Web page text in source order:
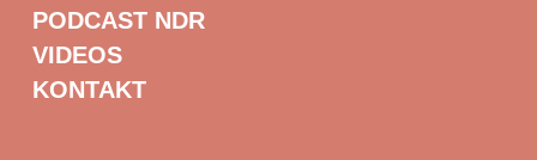
PODCAST NDR
VIDEOS
KONTAKT